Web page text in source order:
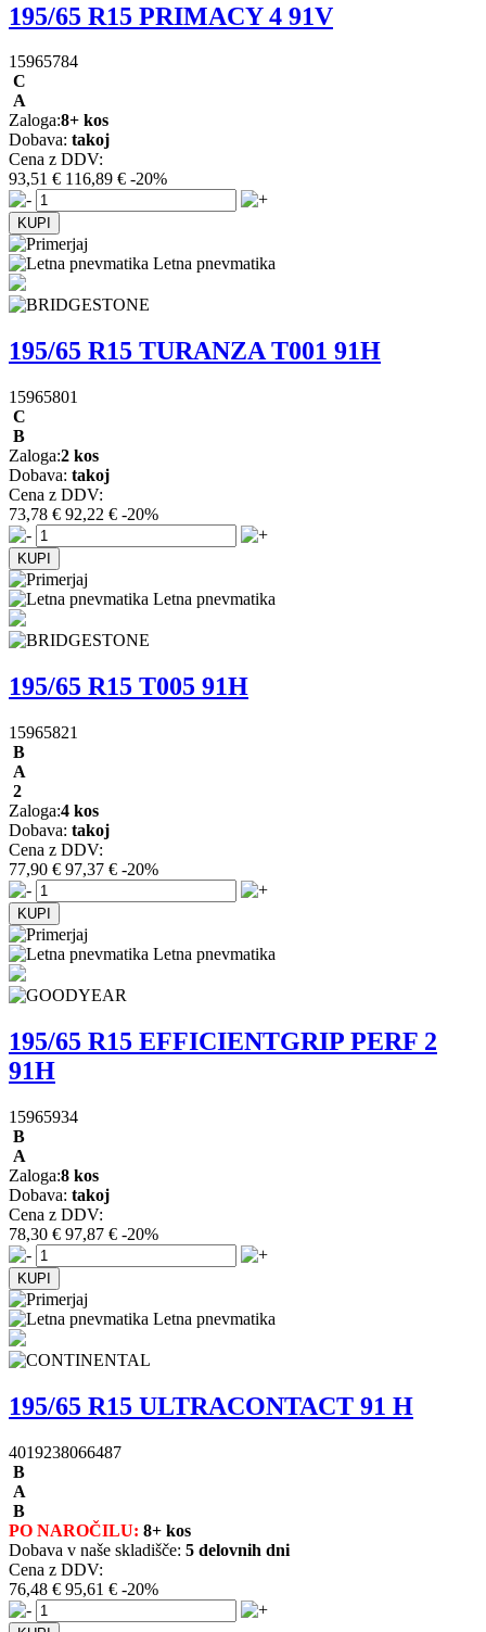
195/65 R15 PRIMACY 4 91V
15965784
C
A
Zaloga:8+ kos
Dobava: takoj
Cena z DDV:
93,51 € 116,89 € -20%
Letna pnevmatika
195/65 R15 TURANZA T001 91H
15965801
C
B
Zaloga:2 kos
Dobava: takoj
Cena z DDV:
73,78 € 92,22 € -20%
Letna pnevmatika
195/65 R15 T005 91H
15965821
B
A
2
Zaloga:4 kos
Dobava: takoj
Cena z DDV:
77,90 € 97,37 € -20%
Letna pnevmatika
195/65 R15 EFFICIENTGRIP PERF 2
91H
15965934
B
A
Zaloga:8 kos
Dobava: takoj
Cena z DDV:
78,30 € 97,87 € -20%
Letna pnevmatika
195/65 R15 ULTRACONTACT 91 H
4019238066487
B
A
B
PO NAROČILU: 8+ kos
Dobava v naše skladišče: 5 delovnih dni
Cena z DDV:
76,48 € 95,61 € -20%